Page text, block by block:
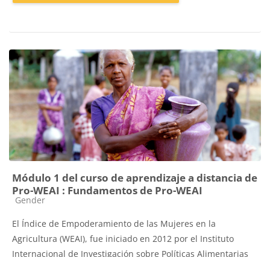
Módulo 1 del curso de aprendizaje a distancia de
Pro-WEAI : Fundamentos de Pro-WEAI
Catégorie de cours
Gender
El Índice de Empoderamiento de las Mujeres en la
Agricultura (WEAI), fue iniciado en 2012 por el Instituto
Internacional de Investigación sobre Políticas Alimentarias